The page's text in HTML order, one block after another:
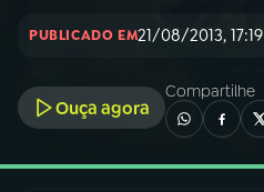
INÍCIO
A RÁDIO
03PROGRAMAÇÃO
PUBLICADO EM21/08/2013, 17:19
Ouça agora
Compartilhe